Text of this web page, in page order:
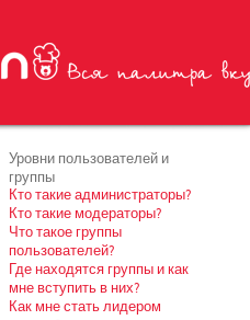
Уровни пользователей и
группы
Кто такие администраторы?
Кто такие модераторы?
Что такое группы
пользователей?
Где находятся группы и как
мне вступить в них?
Как мне стать лидером